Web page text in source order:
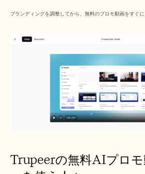
ブランディングを調整してから、無料のプロモ動画をすぐに
Trupeerの無料AIプロモ